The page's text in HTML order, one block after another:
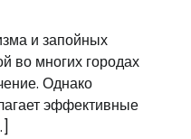
и запойных
во многих городах
Однако
эффективные